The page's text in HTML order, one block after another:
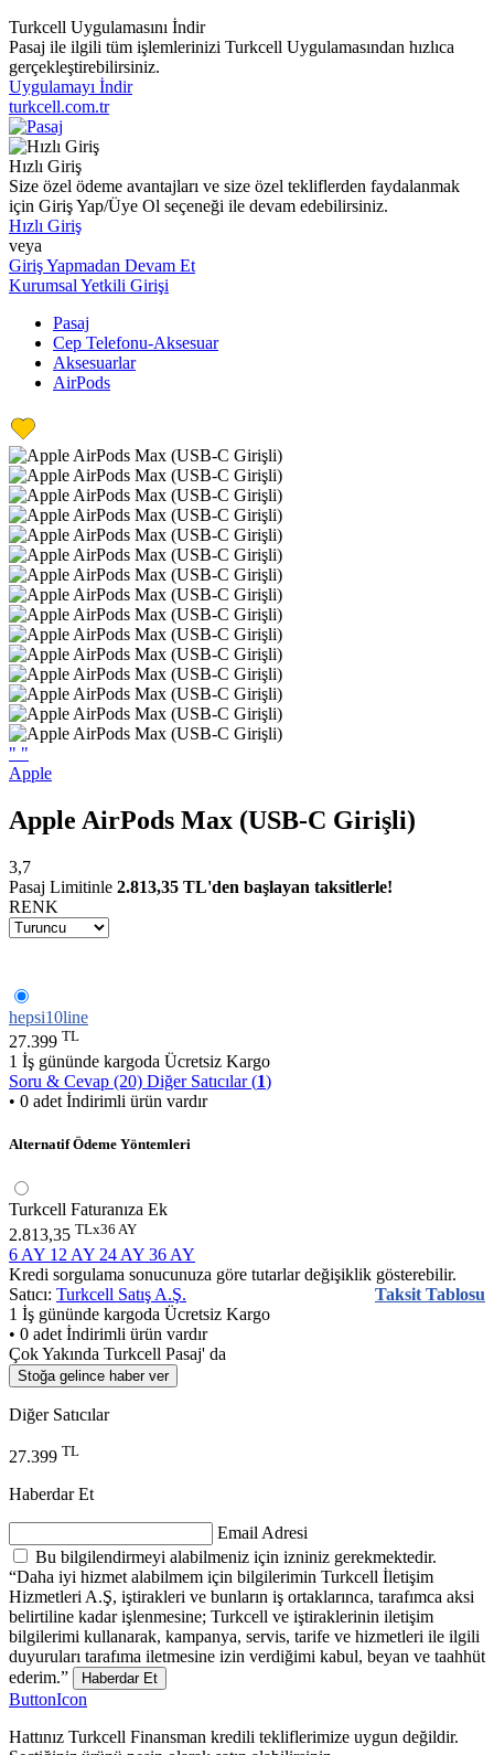
Turkcell Uygulamasını İndir
Pasaj ile ilgili tüm işlemlerinizi Turkcell Uygulamasından hızlıca
gerçekleştirebilirsiniz.
Uygulamayı İndir
turkcell.com.tr
Hızlı Giriş
Size özel ödeme avantajları ve size özel tekliflerden faydalanmak
için Giriş Yap/Üye Ol seçeneği ile devam edebilirsiniz.
Hızlı Giriş
veya
Giriş Yapmadan Devam Et
Kurumsal Yetkili Girişi
Pasaj
Cep Telefonu-Aksesuar
Aksesuarlar
AirPods
" "
Apple
Apple AirPods Max (USB-C Girişli)
3,7
Pasaj Limitinle 2.813,35 TL'den başlayan taksitlerle!
RENK
hepsi10line
27.399 TL
1 İş gününde kargoda Ücretsiz Kargo
Soru & Cevap (20) Diğer Satıcılar (1)
• 0 adet İndirimli ürün vardır
Alternatif Ödeme Yöntemleri
Turkcell Faturanıza Ek
2.813,35 TLx36 AY
6 AY 12 AY 24 AY 36 AY
Kredi sorgulama sonucunuza göre tutarlar değişiklik gösterebilir.
Satıcı: Turkcell Satış A.Ş.
Taksit Tablosu
1 İş gününde kargoda Ücretsiz Kargo
• 0 adet İndirimli ürün vardır
Çok Yakında Turkcell Pasaj' da
Stoğa gelince haber ver
Diğer Satıcılar
27.399 TL
Haberdar Et
Email Adresi
Bu bilgilendirmeyi alabilmeniz için izniniz gerekmektedir.
“Daha iyi hizmet alabilmem için bilgilerimin Turkcell İletişim
Hizmetleri A.Ş, iştirakleri ve bunların iş ortaklarınca, tarafımca aksi
belirtiline kadar işlenmesine; Turkcell ve iştiraklerinin iletişim
bilgilerimi kullanarak, kampanya, servis, tarife ve hizmetleri ile ilgili
duyuruları tarafıma iletmesine izin verdiğimi kabul, beyan ve taahhüt
ederim.”
Haberdar Et
ButtonIcon
Hattınız Turkcell Finansman kredili tekliflerimize uygun değildir.